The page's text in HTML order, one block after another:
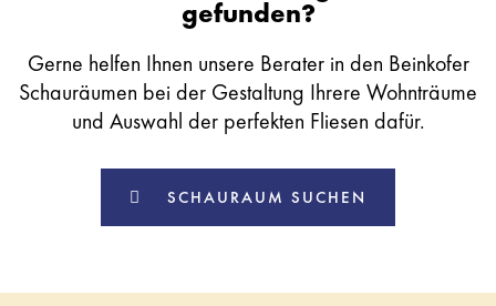
gefunden?
Gerne helfen Ihnen unsere Berater in den Beinkofer
Schauräumen bei der Gestaltung Ihrere Wohnträume
und Auswahl der perfekten Fliesen dafür.
SCHAURAUM SUCHEN